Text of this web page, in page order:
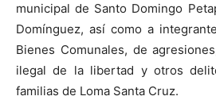
municipal de Santo Domingo
Domínguez, así como a
Bienes Comunales, de
ilegal de la libertad y otros
familias de Loma Santa Cruz.